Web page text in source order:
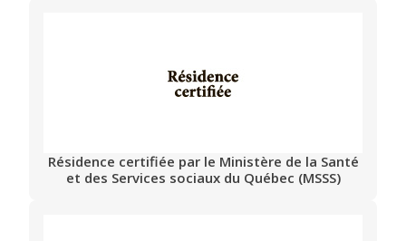
Résidence certifiée par le Ministère de la Santé
et des Services sociaux du Québec (MSSS)